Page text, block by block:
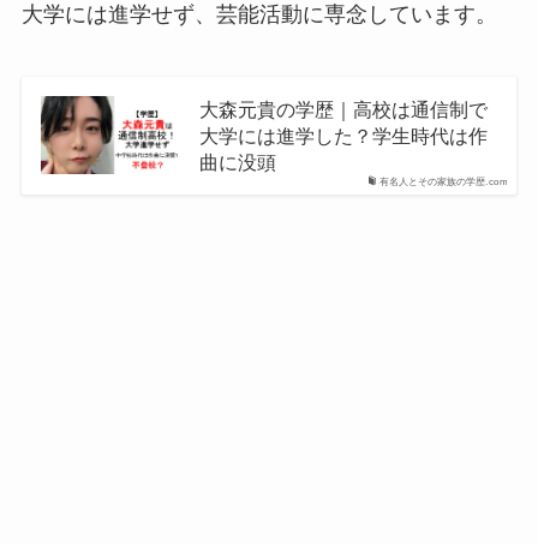
大学には進学せず、芸能活動に専念しています。
有名人とその家族の学歴.com
大森元貴の学歴｜高校は通信制で
大学には進学した？学生時代は作
曲に没頭